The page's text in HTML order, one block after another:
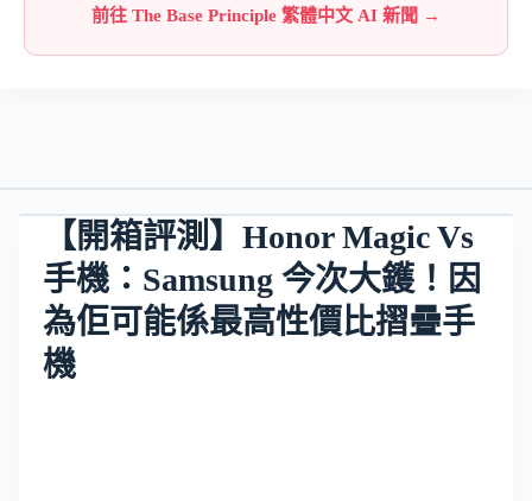
前往 The Base Principle 繁體中文 AI 新聞 →
【開箱評測】Honor Magic Vs
手機：Samsung 今次大鑊！因
為佢可能係最高性價比摺疊手
機